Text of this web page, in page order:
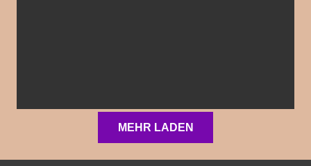
MEHR LADEN